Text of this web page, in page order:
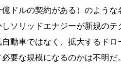
ドルの契約がある）のよう
ソリッドエナジーが新規のテ
動車ではなく、拡大するド
要な規模になるのかは不明だ。